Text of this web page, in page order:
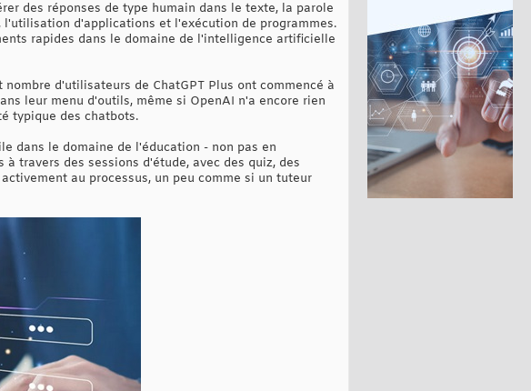
des réponses de type humain dans le texte, la parole
d'applications et l'exécution de programmes.
rapides dans le domaine de l'intelligence artificielle
d'utilisateurs de ChatGPT Plus ont commencé à
leur menu d'outils, même si OpenAI n'a encore rien
typique des chatbots.
dans le domaine de l'éducation - non pas en
travers des sessions d'étude, avec des quiz, des
au processus, un peu comme si un tuteur